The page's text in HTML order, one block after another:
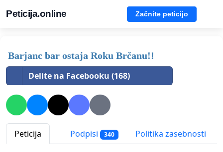
Peticija.online Začnite peticijo
Barjanc bar ostaja Roku Brčanu!!
Delite na Facebooku (168)
Peticija Podpisi 340 Politika zasebnosti